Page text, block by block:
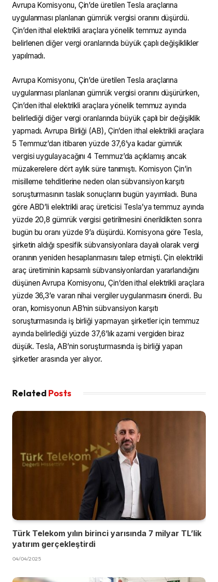
Avrupa Komisyonu, Çin’de üretilen Tesla araçlarına
uygulanması planlanan gümrük vergisi oranını düşürdü.
Çin’den ithal elektrikli araçlara yönelik temmuz ayında
belirlenen diğer vergi oranlarında büyük çaplı değişiklikler
yapılmadı.
Avrupa Komisyonu, Çin’de üretilen Tesla araçlarına
uygulanması planlanan gümrük vergisi oranını düşürürken,
Çin’den ithal elektrikli araçlara yönelik temmuz ayında
belirlediği diğer vergi oranlarında büyük çaplı bir değişiklik
yapmadı. Avrupa Birliği (AB), Çin’den ithal elektrikli araçlara
5 Temmuz’dan itibaren yüzde 37,6’ya kadar gümrük
vergisi uygulayacağını 4 Temmuz’da açıklamış ancak
müzakerelere dört aylık süre tanımıştı. Komisyon Çin’in
misilleme tehditlerine neden olan sübvansiyon karşıtı
soruşturmasının taslak sonuçlarını bugün yayımladı. Buna
göre ABD’li elektrikli araç üreticisi Tesla’ya temmuz ayında
yüzde 20,8 gümrük vergisi getirilmesini önerildikten sonra
bugün bu oranı yüzde 9’a düşürdü. Komisyona göre Tesla,
şirketin aldığı spesifik sübvansiyonlara dayalı olarak vergi
oranının yeniden hesaplanmasını talep etmişti. Çin elektrikli
araç üretiminin kapsamlı sübvansiyonlardan yararlandığını
düşünen Avrupa Komisyonu, Çin’den ithal elektrikli araçlara
yüzde 36,3’e varan nihai vergiler uygulanmasını önerdi. Bu
oran, komisyonun AB’nin sübvansiyon karşıtı
soruşturmasında iş birliği yapmayan şirketler için temmuz
ayında belirlediği yüzde 37,6’lık azami vergiden biraz
düşük. Tesla, AB’nin soruşturmasında iş birliği yapan
şirketler arasında yer alıyor.
Related Posts
Türk Telekom yılın birinci yarısında 7 milyar TL’lik
yatırım gerçekleştirdi
04/04/2025